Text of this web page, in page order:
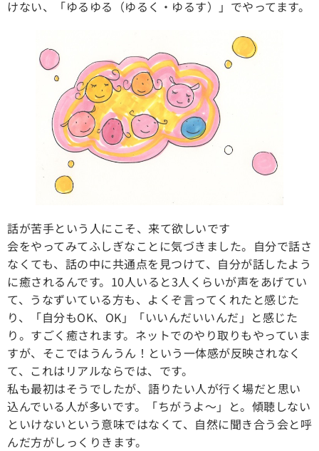
けない、「ゆるゆる（ゆるく・ゆるす）」でやってます。
話が苦手という人にこそ、来て欲しいです
会をやってみてふしぎなことに気づきました。自分で話さ
なくても、話の中に共通点を見つけて、自分が話したよう
に癒されるんです。10人いると3人くらいが声をあげてい
て、うなずいている方も、よくぞ言ってくれたと感じた
り、「自分もOK、OK」「いいんだいいんだ」と感じた
り。すごく癒されます。ネットでのやり取りもやっていま
すが、そこではうんうん！という一体感が反映されなく
て、これはリアルならでは、です。
私も最初はそうでしたが、語りたい人が行く場だと思い
込んでいる人が多いです。「ちがうよ〜」と。傾聴しない
といけないという意味ではなくて、自然に聞き合う会と呼
んだ方がしっくりきます。